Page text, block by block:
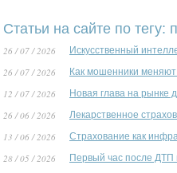
Статьи на сайте по
26 / 07 / 2026 Искусственный
26 / 07 / 2026 Как мошенники
12 / 07 / 2026 Новая глава на рынке
26 / 06 / 2026 Лекарственное
13 / 06 / 2026 Страхование как
28 / 05 / 2026 Первый час после ДТП